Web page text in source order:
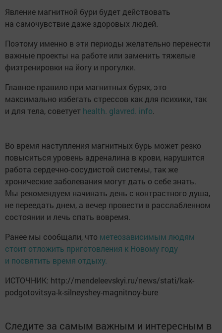
Явление магнитной бури будет действовать
на самочувствие даже здоровых людей.
Поэтому именно в эти периоды желательно перенести
важные проекты на работе или заменить тяжелые
физтренировки на йогу и прогулки.
Главное правило при магнитных бурях, это
максимально избегать стрессов как для психики, так
и для тела, советует health. glavred. info.
Во время наступления магнитных бурь может резко
повыситься уровень адреналина в крови, нарушится
работа сердечно-сосудистой системы, так же
хронические заболевания могут дать о себе знать.
Мы рекомендуем начинать день с контрастного душа,
не переедать днем, а вечер провести в расслабленном
состоянии и лечь спать вовремя.
Ранее мы сообщали, что метеозависимым людям
стоит отложить приготовления к Новому году
и посвятить время отдыху.
ИСТОЧНИК: http://mendeleevskyi.ru/news/stati/kak-
podgotovitsya-k-silneyshey-magnitnoy-bure
Следите за самым важным и интересным в